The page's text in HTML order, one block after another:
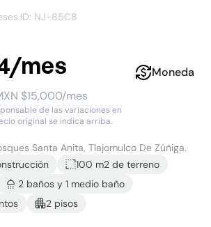
.ID: NJ-85C8
mes
$15,000/mes
de las variaciones en
original se indica arriba.
Moneda
Santa Anita, Tlajomulco De Zúñiga.
100 m2 de terreno
2 baños y 1 medio baño
s 2 pisos